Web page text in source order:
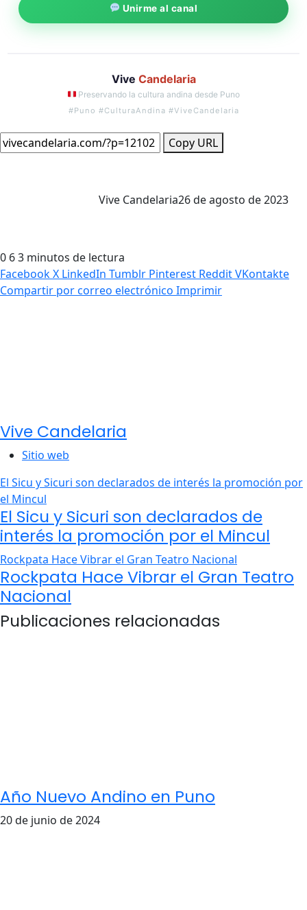
Unirme al canal
Vive Candelaria
Preservando la cultura andina desde Puno
#Puno #CulturaAndina #ViveCandelaria
Copy URL
Vive Candelaria26 de agosto de 2023
0 63 minutos de lectura
FacebookX LinkedIn Tumblr Pinterest RedditVKontakte
Compartir por correo electrónico Imprimir
Vive Candelaria
Sitio web
El Sicu y Sicuri son declarados de interés la promoción por
el Mincul
El Sicu y Sicuri son declarados de
interés la promoción por el Mincul
Rockpata Hace Vibrar el Gran Teatro Nacional
Rockpata Hace Vibrar el Gran Teatro
Nacional
Publicaciones relacionadas
Año Nuevo Andino en Puno
20 de junio de 2024